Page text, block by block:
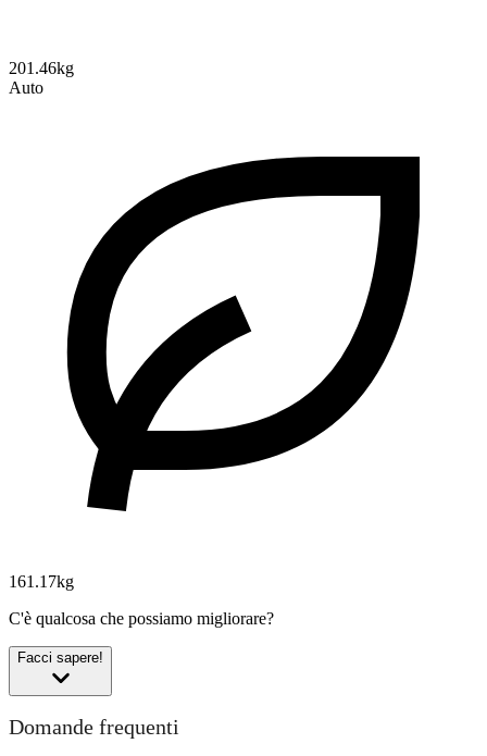
201.46kg
Auto
161.17kg
C'è qualcosa che possiamo migliorare?
Facci sapere!
Domande frequenti